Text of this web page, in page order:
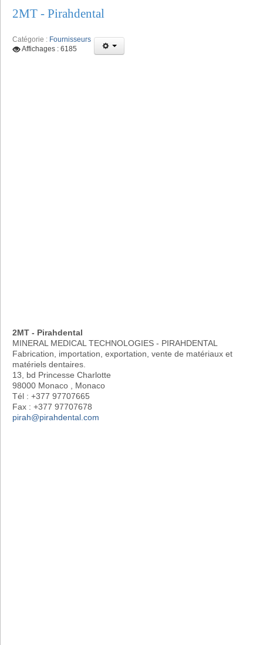
2MT - Pirahdental
Catégorie : Fournisseurs
Affichages : 6185
2MT - Pirahdental
MINERAL MEDICAL TECHNOLOGIES - PIRAHDENTAL
Fabrication, importation, exportation, vente de matériaux et
matériels dentaires.
13, bd Princesse Charlotte
98000 Monaco , Monaco
Tél : +377 97707665
Fax : +377 97707678
pirah@pirahdental.com